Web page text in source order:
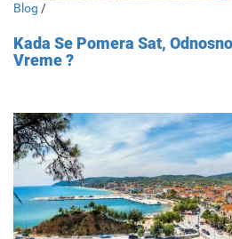
Blog /
Kada Se Pomera Sat,
Vreme ?